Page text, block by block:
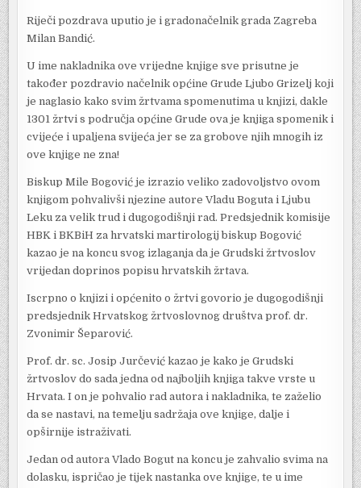
Riječi pozdrava uputio je i gradonačelnik grada Zagreba
Milan Bandić.
U ime nakladnika ove vrijedne knjige sve prisutne je
također pozdravio načelnik općine Grude Ljubo Grizelj koji
je naglasiokako svim žrtvama spomenutima u knjizi, dakle
1301 žrtvi s područja općine Grude ova je knjiga spomenik i
cvijeće i upaljena svijeća jer se za grobove njih mnogih iz
ove knjige ne zna!
Biskup Mile Bogović je izrazio veliko zadovoljstvo ovom
knjigom pohvalivši njezine autore Vladu Boguta i Ljubu
Leku za velik trud i dugogodišnji rad. Predsjednik komisije
HBK i BKBiH za hrvatski martirologij biskup Bogović
kazao je na koncu svog izlaganja da je Grudski žrtvoslov
vrijedan doprinos popisu hrvatskih žrtava.
Iscrpno o knjizi i općenito o žrtvi govorio je dugogodišnji
predsjednik Hrvatskog žrtvoslovnog društva prof. dr.
Zvonimir Šeparović.
Prof. dr. sc. Josip Jurčević kazao je kako je Grudski
žrtvoslov do sada jedna od najboljih knjiga takve vrste u
Hrvata. I on je pohvalio rad autora i nakladnika, te zaželio
da se nastavi, na temelju sadržaja ove knjige, dalje i
opširnije istraživati.
Jedan od autora Vlado Bogut na koncu je zahvalio svima na
dolasku, ispričao je tijek nastanka ove knjige, te u ime